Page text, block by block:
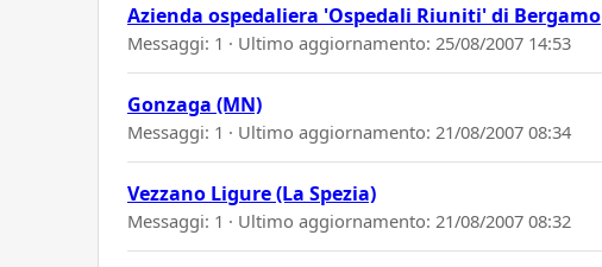
Azienda ospedaliera 'Ospedali Riuniti' di Bergamo
Messaggi: 1 · Ultimo aggiornamento: 25/08/2007 14:53
Gonzaga (MN)
Messaggi: 1 · Ultimo aggiornamento: 21/08/2007 08:34
Vezzano Ligure (La Spezia)
Messaggi: 1 · Ultimo aggiornamento: 21/08/2007 08:32